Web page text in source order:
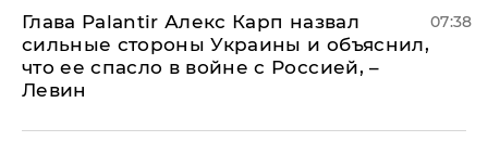
Глава Palantir Алекс Карп назвал
сильные стороны Украины и объяснил,
что ее спасло в войне с Россией, –
Левин
07:38